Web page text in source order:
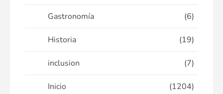
Gastronomía (6)
Historia (19)
inclusion (7)
Inicio (1204)